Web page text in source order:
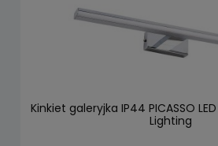
Kinkiet galeryjka IP44 PICASSO
Lighting